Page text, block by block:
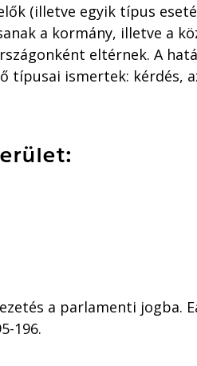
(illetve egyik típus
a kormány, illetve a
eltérnek. A
típusai ismertek: kérdés,
a parlamenti jogba.
196.